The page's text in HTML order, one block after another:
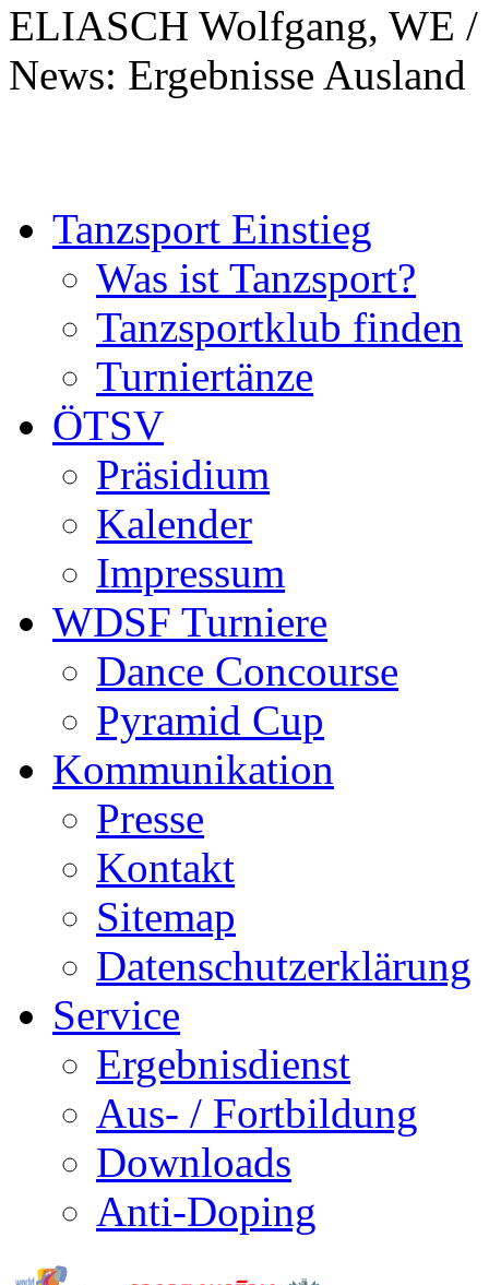
ELIASCH Wolfgang, WE /
News: Ergebnisse Ausland
Tanzsport Einstieg
Was ist Tanzsport?
Tanzsportklub finden
Turniertänze
ÖTSV
Präsidium
Kalender
Impressum
WDSF Turniere
Dance Concourse
Pyramid Cup
Kommunikation
Presse
Kontakt
Sitemap
Datenschutzerklärung
Service
Ergebnisdienst
Aus- / Fortbildung
Downloads
Anti-Doping